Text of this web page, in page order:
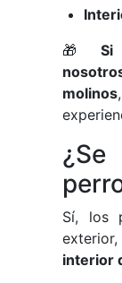
🎁Si
molinos
Sí, los
exterior,
interior